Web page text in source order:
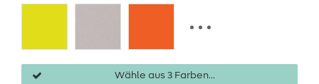
Wähle aus 3 Farben...